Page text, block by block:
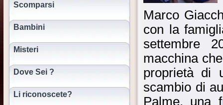
Scomparsi
Bambini
Misteri
Dove Sei ?
Li riconoscete?
Marco
con la
settembre
macchina
proprietà di
scambio di
Palme, una